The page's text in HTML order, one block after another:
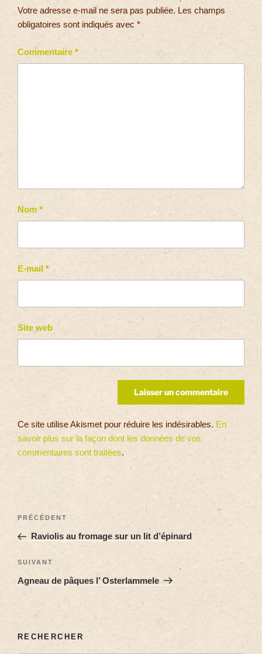
Votre adresse e-mail ne sera pas publiée. Les champs
obligatoires sont indiqués avec *
Commentaire *
Nom *
E-mail *
Site web
Ce site utilise Akismet pour réduire les indésirables. En
savoir plus sur la façon dont les données de vos
commentaires sont traitées.
PRÉCÉDENT
Raviolis au fromage sur un lit d’épinard
SUIVANT
Agneau de pâques l’ Osterlammele
RECHERCHER